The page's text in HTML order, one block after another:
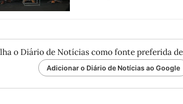
o Diário de Notícias como fonte preferida
Adicionar o Diário de Notícias ao Google